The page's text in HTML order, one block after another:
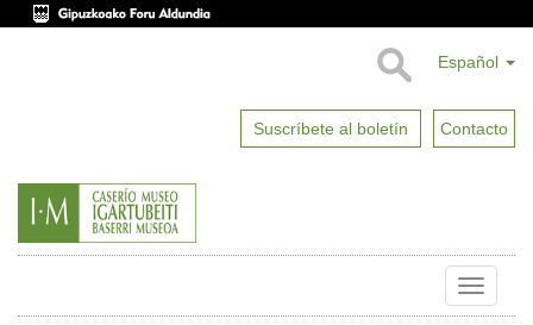
Español
Suscríbete al boletín Contacto
Toggle